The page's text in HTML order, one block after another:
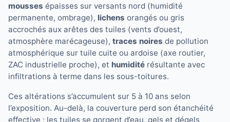
mousses épaisses sur versants nord (humidité
permanente, ombrage), lichens orangés ou gris
accrochés aux arêtes des tuiles (vents d’ouest,
atmosphère marécageuse), traces noires de pollution
atmosphérique sur tuile cuite ou ardoise (axe routier,
ZAC industrielle proche), et humidité résultante avec
infiltrations à terme dans les sous-toitures.
Ces altérations s’accumulent sur 5 à 10 ans selon
l’exposition. Au-delà, la couverture perd son étanchéité
effective : les tuiles se gorgent d’eau, gels et dégels